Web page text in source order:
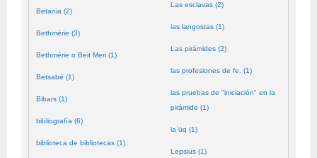
Betania (2)
Bethmérie (3)
Bethmérie o Beit Meri (1)
Betsabé (1)
Bibars (1)
bibliografía (6)
biblioteca de bibliotecas (1)
Las esclavas (2)
las langostas (1)
Las pirámides (2)
las profesiones de fe. (1)
las pruebas de "iniciación" en la
pirámide (1)
laʿūq (1)
Lepsius (1)